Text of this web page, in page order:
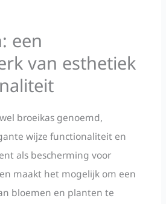
een
van esthetiek
broeikas genoemd,
wijze functionaliteit en
als bescherming voor
maakt het mogelijk om een
bloemen en planten te